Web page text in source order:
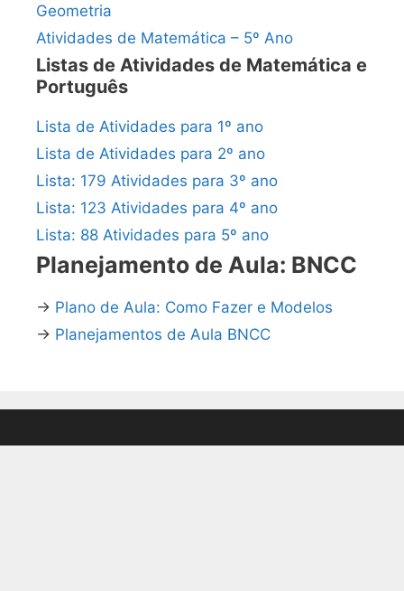
Geometria
Atividades de Matemática – 5º Ano
Listas de Atividades de Matemática e
Português
Lista de Atividades para 1º ano
Lista de Atividades para 2º ano
Lista: 179 Atividades para 3º ano
Lista: 123 Atividades para 4º ano
Lista: 88 Atividades para 5º ano
Planejamento de Aula: BNCC
→ Plano de Aula: Como Fazer e Modelos
→ Planejamentos de Aula BNCC